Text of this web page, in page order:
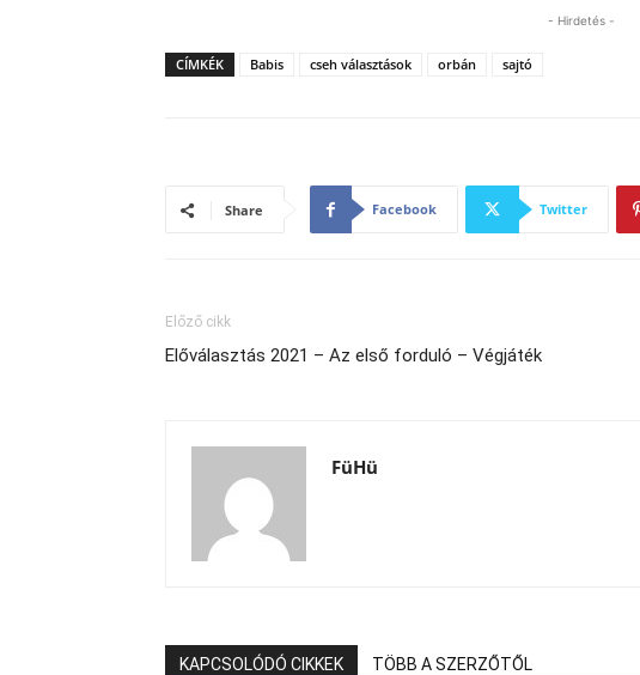
- Hirdetés -
CÍMKÉK Babis cseh választások orbán sajtó
Share Facebook Twitter
Előző cikk
Előválasztás 2021 – Az első forduló – Végjáték
FüHü
KAPCSOLÓDÓ CIKKEK TÖBB A SZERZŐTŐL